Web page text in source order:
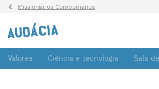
Missionários Combonianos
Valores Ciência e tecnologia Sala